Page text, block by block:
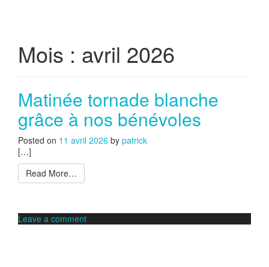
Mois : avril 2026
Matinée tornade blanche
grâce à nos bénévoles
Posted on 11 avril 2026 by patrick
[…]
Read More…
Leave a comment